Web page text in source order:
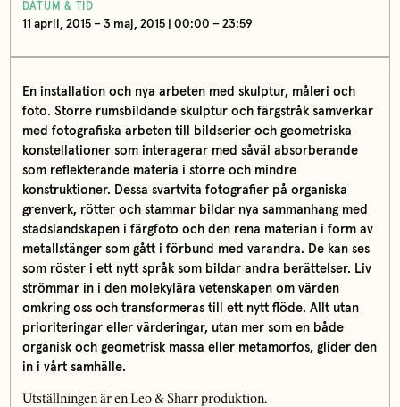
DATUM & TID
11 april, 2015 – 3 maj, 2015 | 00:00 – 23:59
En installation och nya arbeten med skulptur, måleri och
foto. Större rumsbildande skulptur och färgstråk samverkar
med fotografiska arbeten till bildserier och geometriska
konstellationer som interagerar med såväl absorberande
som reflekterande materia i större och mindre
konstruktioner. Dessa svartvita fotografier på organiska
grenverk, rötter och stammar bildar nya sammanhang med
stadslandskapen i färgfoto och den rena materian i form av
metallstänger som gått i förbund med varandra. De kan ses
som röster i ett nytt språk som bildar andra berättelser. Liv
strömmar in i den molekylära vetenskapen om värden
omkring oss och transformeras till ett nytt flöde. Allt utan
prioriteringar eller värderingar, utan mer som en både
organisk och geometrisk massa eller metamorfos, glider den
in i vårt samhälle.
Utställningen är en Leo & Sharr produktion.